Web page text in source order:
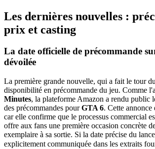
Les dernières nouvelles :
prix et casting
La date officielle de précommande
dévoilée
La première grande nouvelle, qui a fait le tour
disponibilité en précommande du jeu. Comme
Minutes, la plateforme Amazon a rendu public
des précommandes pourGTA 6. Cette
car elle confirme que le processus commercial
offre aux fans une première occasion concrète
exemplaire à sa sortie. Si la date précise du
explicitement communiquée dans les extraits